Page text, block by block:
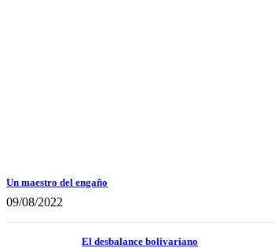
Un maestro del engaño
09/08/2022
El desbalance bolivariano